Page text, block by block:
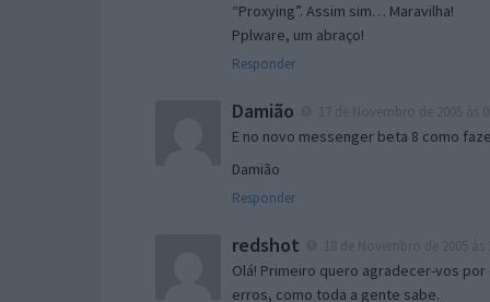
“Proxying”. Assim sim… Maravilha!
Pplware, um abraço!
Responder
Damião
E no novo messenger beta 8 como
Damião
Responder
redshot
Olá! Primeiro quero agradecer-vos
erros, como toda a gente sabe.